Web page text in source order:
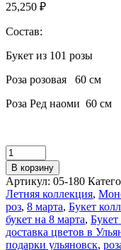
25,250 ₽
Состав:
Букет из 101 розы
Роза розовая 60 см
Роза Ред наоми 60 см
В корзину
Артикул: 05-180
Летняя коллекция,
роз, 8 марта, Букет
букет на 8 марта, Букет
доставка цветов в
подарки ульяновск,